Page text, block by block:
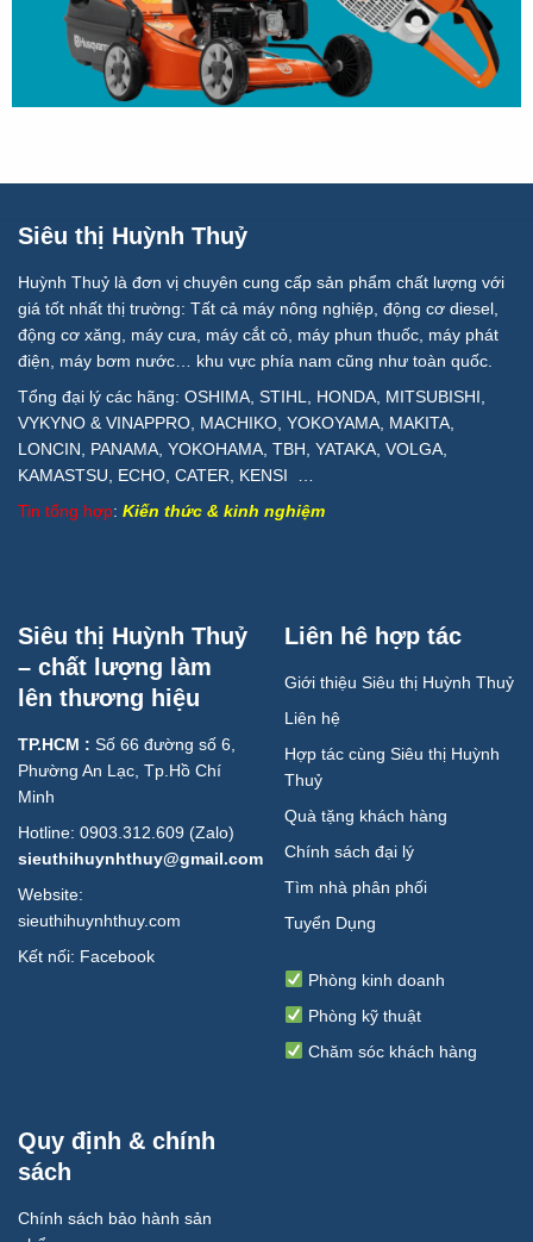
Siêu thị Huỳnh Thuỷ
Huỳnh Thuỷ là đơn vị chuyên cung cấp sản phẩm chất lượng với
giá tốt nhất thị trường: Tất cả máy nông nghiệp, động cơ diesel,
động cơ xăng, máy cưa, máy cắt cỏ, máy phun thuốc, máy phát
điện, máy bơm nước… khu vực phía nam cũng như toàn quốc.
Tổng đại lý các hãng: OSHIMA, STIHL, HONDA, MITSUBISHI,
VYKYNO & VINAPPRO, MACHIKO, YOKOYAMA, MAKITA,
LONCIN, PANAMA, YOKOHAMA, TBH, YATAKA, VOLGA,
KAMASTSU, ECHO, CATER, KENSI …
Tin tổng hợp: Kiến thức & kinh nghiệm
Siêu thị Huỳnh Thuỷ
– chất lượng làm
lên thương hiệu
TP.HCM : Số 66 đường số 6,
Phường An Lạc, Tp.Hồ Chí
Minh
Hotline: 0903.312.609 (Zalo)
sieuthihuynhthuy@gmail.com
Website:
sieuthihuynhthuy.com
Kết nối: Facebook
Liên hê hợp tác
Giới thiệu Siêu thị Huỳnh Thuỷ
Liên hệ
Hợp tác cùng Siêu thị Huỳnh
Thuỷ
Quà tặng khách hàng
Chính sách đại lý
Tìm nhà phân phối
Tuyển Dụng
Phòng kinh doanh
Phòng kỹ thuật
Chăm sóc khách hàng
Quy định & chính
sách
Chính sách bảo hành sản